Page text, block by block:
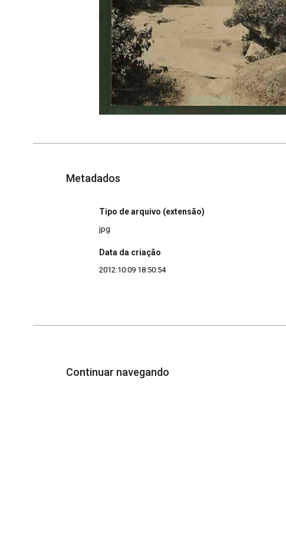
Metadados
Tipo de arquivo (extensão)
jpg
Data da criação
2012:10:09 18:50:54
Continuar navegando